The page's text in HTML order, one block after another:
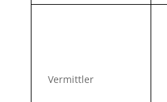
Vermittler